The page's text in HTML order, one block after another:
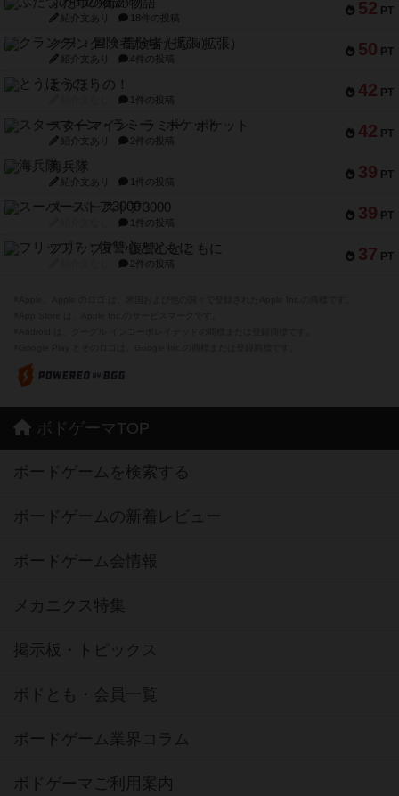
52 PT
ふたつの街の物語
紹介文あり 18件の投稿
50 PT
クランク! ：冒険者たち（拡張）
紹介文あり 4件の投稿
42 PT
とうほうの！
1件の投稿
42 PT
スターマイン・ラミー ポケット
紹介文あり 2件の投稿
39 PT
海兵隊
紹介文あり 1件の投稿
39 PT
スーパーストア3000
1件の投稿
37 PT
フリップ７：復讐心とともに
2件の投稿
ボドゲーマTOP
ボードゲームを検索する
ボードゲームの新着レビュー
ボードゲーム会情報
メカニクス特集
掲示板・トピックス
ボドとも・会員一覧
ボードゲーム業界コラム
ボドゲーマご利用案内